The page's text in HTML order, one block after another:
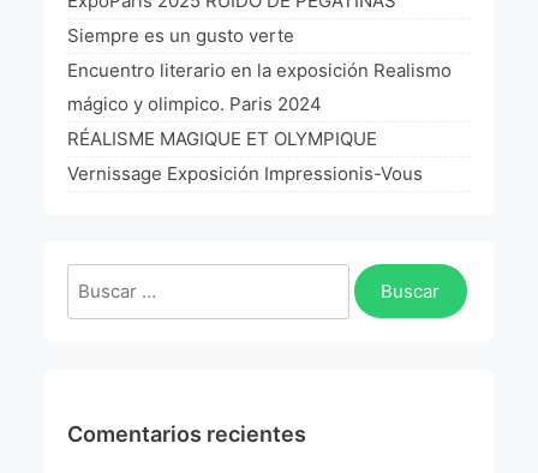
«Sincronías con sentido» Bogotá Colombia 2019
«Huellas trashumantes» New York 2018
Commissaire D’exposition
Manifiesto Ecoarte
Siempre es un gusto verte
Encuentro literario en la exposición Realismo
mágico y olimpico. Paris 2024
RÉALISME MAGIQUE ET OLYMPIQUE
Vernissage Exposición Impressionis-Vous
Buscar:
Comentarios recientes